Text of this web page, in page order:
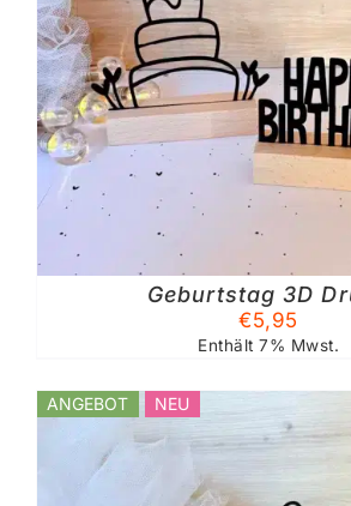
Geburtstag 3D
€5,95
Enthält 7% Mwst.
ANGEBOT NEU